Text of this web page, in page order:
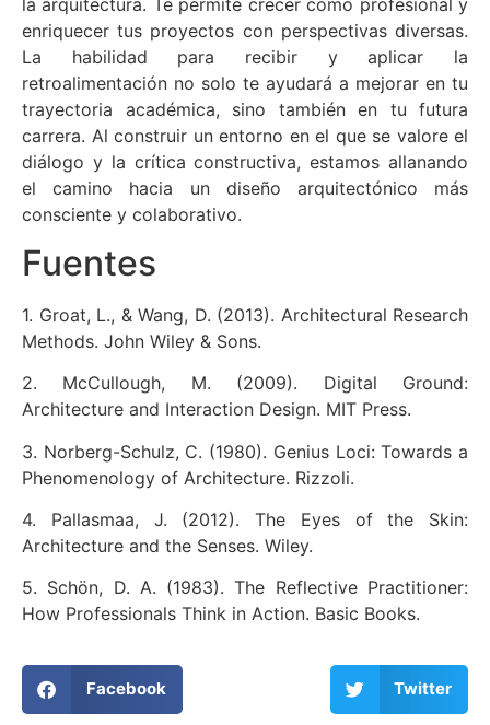
enriquecer tus proyectos con perspectivas diversas.
La habilidad para recibir y aplicar la
retroalimentación no solo te ayudará a mejorar en tu
trayectoria académica, sino también en tu futura
carrera. Al construir un entorno en el que se valore el
diálogo y la crítica constructiva, estamos allanando
el camino hacia un diseño arquitectónico más
consciente y colaborativo.
Fuentes
1. Groat, L., & Wang, D. (2013). Architectural Research
Methods. John Wiley & Sons.
2. McCullough, M. (2009). Digital Ground:
Architecture and Interaction Design. MIT Press.
3. Norberg-Schulz, C. (1980). Genius Loci: Towards a
Phenomenology of Architecture. Rizzoli.
4. Pallasmaa, J. (2012). The Eyes of the Skin:
Architecture and the Senses. Wiley.
5. Schön, D. A. (1983). The Reflective Practitioner:
How Professionals Think in Action. Basic Books.
Facebook Twitter